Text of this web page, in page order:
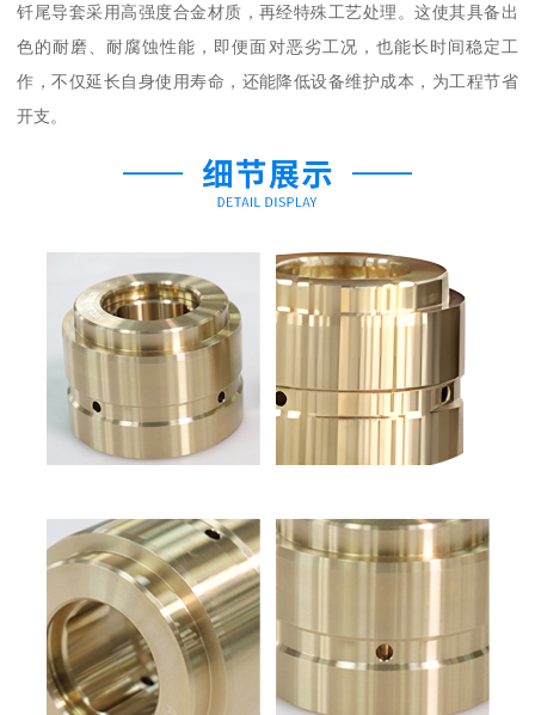
钎尾导套采用高强度合金材质，再经特殊工艺处理。这使其具备出
色的耐磨、耐腐蚀性能，即便面对恶劣工况，也能长时间稳定工
作，不仅延长自身使用寿命，还能降低设备维护成本，为工程节省
开支。